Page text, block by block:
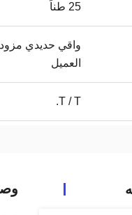
25 طناً
واقي حديدي
العميل
T / T.